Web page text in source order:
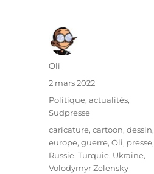
Auteur
Oli
Publié
2 mars 2022
Catégories
Politique, actualités,
Sudpresse
Étiquettes
caricature,cartoon,dessin,
europe,guerre,Oli, presse,
Russie,Turquie, Ukraine,
Volodymyr Zelensky